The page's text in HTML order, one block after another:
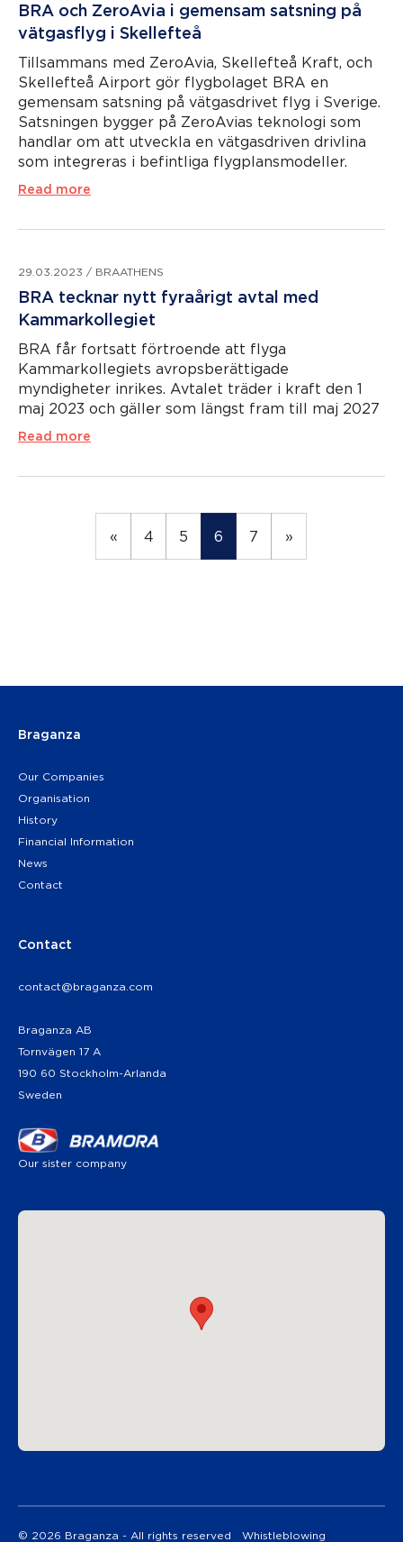
BRA och ZeroAvia i gemensam satsning på
vätgasflyg i Skellefteå
Tillsammans med ZeroAvia, Skellefteå Kraft, och
Skellefteå Airport gör flygbolaget BRA en
gemensam satsning på vätgasdrivet flyg i Sverige.
Satsningen bygger på ZeroAvias teknologi som
handlar om att utveckla en vätgasdriven drivlina
som integreras i befintliga flygplansmodeller.
Read more
29.03.2023 / BRAATHENS
BRA tecknar nytt fyraårigt avtal med
Kammarkollegiet
BRA får fortsatt förtroende att flyga
Kammarkollegiets avropsberättigade
myndigheter inrikes. Avtalet träder i kraft den 1
maj 2023 och gäller som längst fram till maj 2027
Read more
« 4 5 6 7 »
Braganza
Our Companies
Organisation
History
Financial Information
News
Contact
Contact
contact@braganza.com
Braganza AB
Tornvägen 17 A
190 60 Stockholm-Arlanda
Sweden
Our sister company
© 2026 Braganza - All rights reserved Whistleblowing